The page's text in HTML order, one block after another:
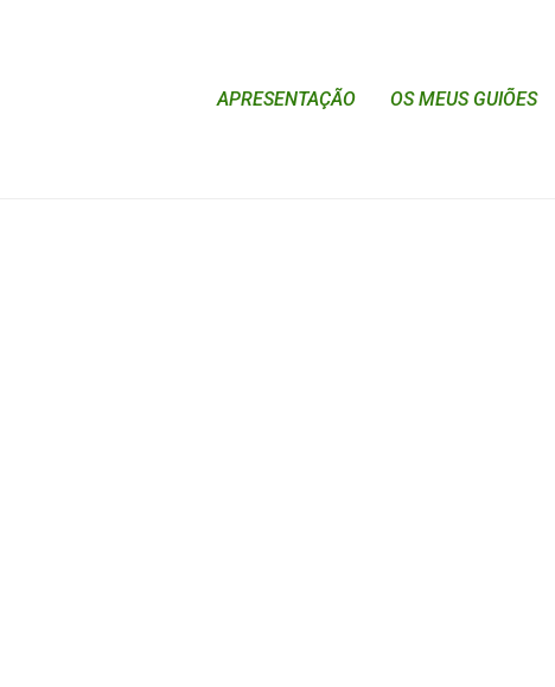
APRESENTAÇÃO OS MEUS GUIÕES